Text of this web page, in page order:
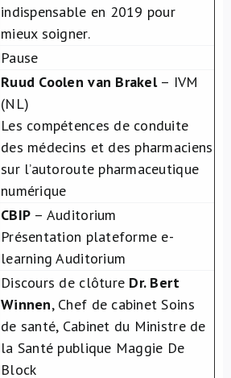
indispensable en 2019 pour
mieux soigner.
Pause
Ruud Coolen van Brakel– IVM
(NL)
Les compétences de conduite
des médecins et des pharmaciens
sur l’autoroute pharmaceutique
numérique
CBIP – Auditorium
Présentation plateforme e-
learning Auditorium
Discours de clôture Dr. Bert
Winnen, Chef de cabinet Soins
de santé, Cabinet du Ministre de
la Santé publique Maggie De
Block